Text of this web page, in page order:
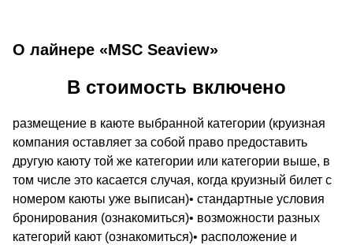
О лайнере «MSC Seaview»
В стоимость включено
размещение в каюте выбранной категории (круизная
компания оставляет за собой право предоставить
другую каюту той же категории или категории выше, в
том числе это касается случая, когда круизный билет с
номером каюты уже выписан)• стандартные условия
бронирования (ознакомиться)• возможности разных
категорий кают (ознакомиться)• расположение и